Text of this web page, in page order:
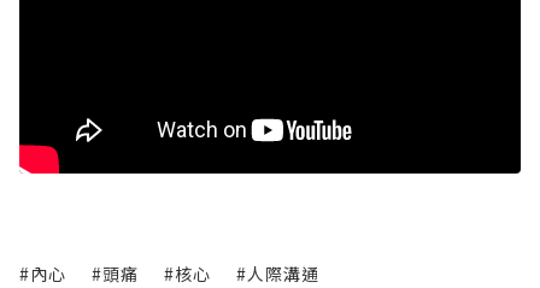
#內心 #頭痛 #核心 #人際溝通